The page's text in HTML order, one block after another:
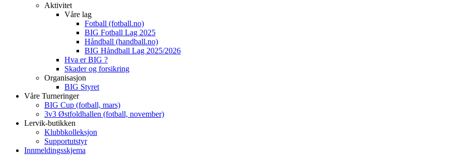
Aktivitet
Våre lag
Fotball (fotball.no)
BIG Fotball Lag 2025
Håndball (handball.no)
BIG Håndball Lag 2025/2026
Hva er BIG ?
Skader og forsikring
Organisasjon
BIG Styret
Våre Turneringer
BIG Cup (fotball, mars)
3v3 Østfoldhallen (fotball, november)
Lervik-butikken
Klubbkolleksjon
Supportutstyr
Innmeldingsskjema